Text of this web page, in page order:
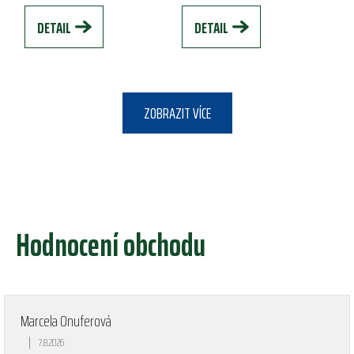
přírody. Jeho...
DETAIL
spojuje pohodlí a styl, což z...
DETAIL
ZOBRAZIT VÍCE
Hodnocení obchodu
Marcela Onuferová
Hodnocení obchodu je 5 z 5 hvězdiček.
| 7.8.2026